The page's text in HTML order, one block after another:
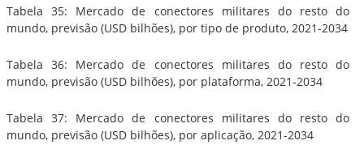
Tabela 35: Mercado de conectores militares do resto do
mundo, previsão (USD bilhões), por tipo de produto, 2021-2034
Tabela 36: Mercado de conectores militares do resto do
mundo, previsão (USD bilhões), por plataforma, 2021-2034
Tabela 37: Mercado de conectores militares do resto do
mundo, previsão (USD bilhões), por aplicação, 2021-2034